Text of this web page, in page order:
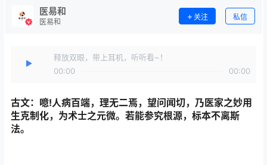
医易和
医易和
关注 私信
释放双眼，带上耳机，听听看~！
00:00
00:00
古文：噫!人病百端，理无二焉，望问闻切，乃医家之妙用
生克制化，为术士之元微。若能参究根源，标本不离斯
法。